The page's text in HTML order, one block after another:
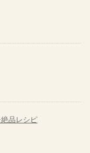
品レシピ